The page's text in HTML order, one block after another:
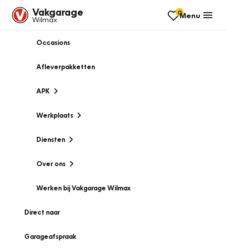
Vakgarage
Wilmax
0Menu
Occasions
Afleverpakketten
APK
Werkplaats
Diensten
Over ons
Werken bij Vakgarage Wilmax
Direct naar
Garageafspraak